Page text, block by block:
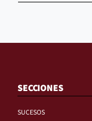
SECCIONES
SUCESOS